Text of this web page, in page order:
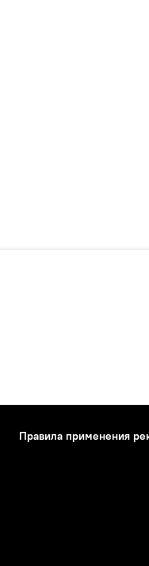
Правила применения